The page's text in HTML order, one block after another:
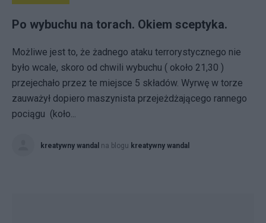
Po wybuchu na torach. Okiem sceptyka.
Możliwe jest to, że żadnego ataku terrorystycznego nie
było wcale, skoro od chwili wybuchu ( około 21,30 )
przejechało przez te miejsce 5 składów. Wyrwę w torze
zauważył dopiero maszynista przejeżdżającego rannego
pociągu (koło...
kreatywny wandal na blogu kreatywny wandal